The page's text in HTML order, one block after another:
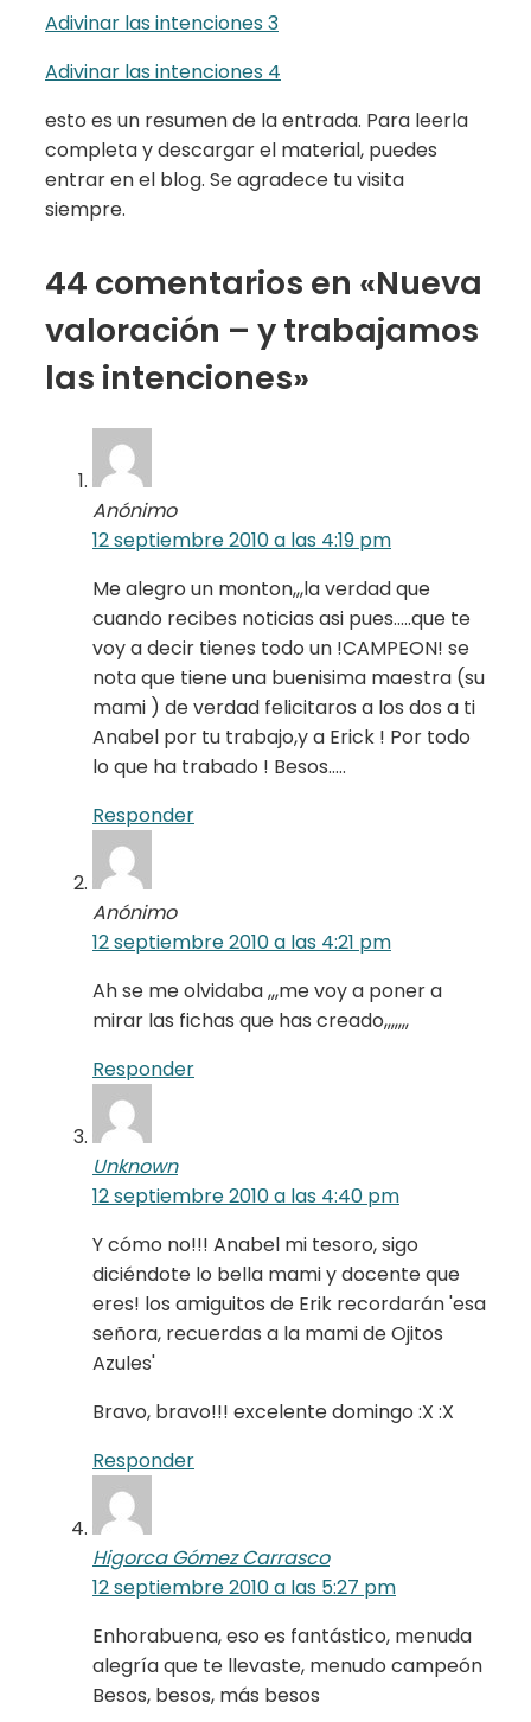
Adivinar las intenciones 3
Adivinar las intenciones 4
esto es un resumen de la entrada. Para leerla
completa y descargar el material, puedes
entrar en el blog. Se agradece tu visita
siempre.
44 comentarios en «Nueva
valoración – y trabajamos
las intenciones»
Anónimo
12 septiembre 2010 a las 4:19 pm
Me alegro un monton,,,la verdad que
cuando recibes noticias asi pues…..que te
voy a decir tienes todo un !CAMPEON! se
nota que tiene una buenisima maestra (su
mami ) de verdad felicitaros a los dos a ti
Anabel por tu trabajo,y a Erick ! Por todo
lo que ha trabado ! Besos…..
Responder
Anónimo
12 septiembre 2010 a las 4:21 pm
Ah se me olvidaba ,,,me voy a poner a
mirar las fichas que has creado,,,,,,,
Responder
Unknown
12 septiembre 2010 a las 4:40 pm
Y cómo no!!! Anabel mi tesoro, sigo
diciéndote lo bella mami y docente que
eres! los amiguitos de Erik recordarán 'esa
señora, recuerdas a la mami de Ojitos
Azules'
Bravo, bravo!!! excelente domingo :X :X
Responder
Higorca Gómez Carrasco
12 septiembre 2010 a las 5:27 pm
Enhorabuena, eso es fantástico, menuda
alegría que te llevaste, menudo campeón
Besos, besos, más besos